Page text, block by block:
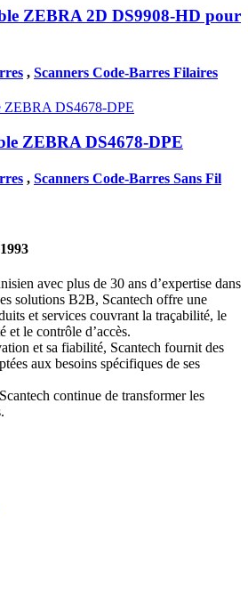
ZEBRA 2D DS9908-HD pour
, Scanners Code-Barres Filaires
ZEBRA DS4678-DPE
, Scanners Code-Barres Sans Fil
avec plus de 30 ans d’expertise dans
solutions B2B, Scantech offre une
et services couvrant la traçabilité, le
le contrôle d’accès.
et sa fiabilité, Scantech fournit des
aux besoins spécifiques de ses
continue de transformer les